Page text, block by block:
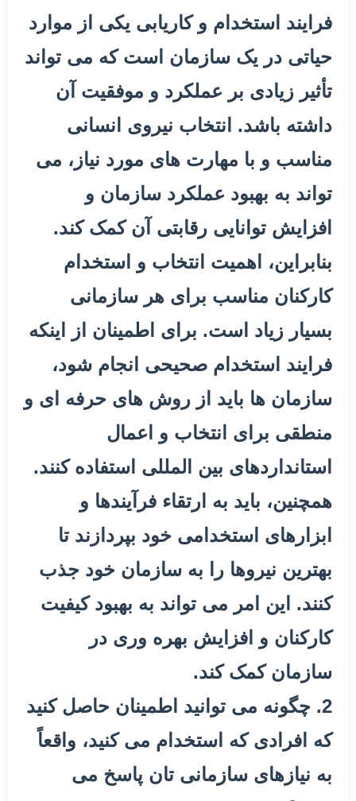
فرایند استخدام و کاریابی یکی از موارد
حیاتی در یک سازمان است که می تواند
تأثیر زیادی بر عملکرد و موفقیت آن
داشته باشد. انتخاب نیروی انسانی
مناسب و با مهارت های مورد نیاز، می
تواند به بهبود عملکرد سازمان و
افزایش توانایی رقابتی آن کمک کند.
بنابراین، اهمیت انتخاب و استخدام
کارکنان مناسب برای هر سازمانی
بسیار زیاد است. برای اطمینان از اینکه
فرایند استخدام صحیحی انجام شود،
سازمان ها باید از روش های حرفه ای و
منطقی برای انتخاب و اعمال
استانداردهای بین المللی استفاده کنند.
همچنین، باید به ارتقاء فرآیندها و
ابزارهای استخدامی خود بپردازند تا
بهترین نیروها را به سازمان خود جذب
کنند. این امر می تواند به بهبود کیفیت
کارکنان و افزایش بهره وری در
سازمان کمک کند.
2. چگونه می توانید اطمینان حاصل کنید
که افرادی که استخدام می کنید، واقعاً
به نیازهای سازمانی تان پاسخ می